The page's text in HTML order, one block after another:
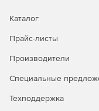
задачи реверс-
Каталог
Прайс-листы
Производители
Специальные
Техподдержка